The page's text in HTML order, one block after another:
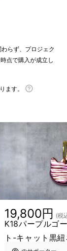
回で9回
using
らず、プロジェク
点で購入が成立し
ます。
19,800円 (税
K18パープルゴ
ト-キャット黒